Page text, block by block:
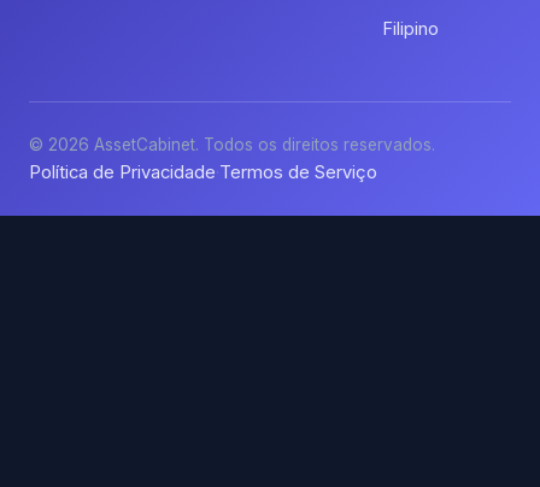
Filipino
© 2026 AssetCabinet. Todos os direitos reservados.
Política de Privacidade·Termos de Serviço